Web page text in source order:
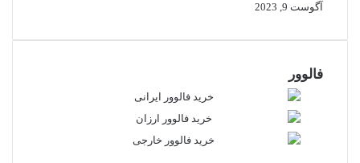
آگوست 9, 2023
فالوور